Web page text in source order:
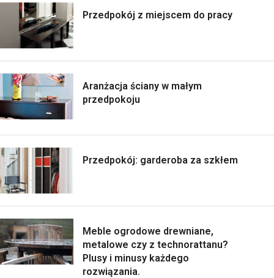
Przedpokój z miejscem do pracy
Aranżacja ściany w małym
przedpokoju
Przedpokój: garderoba za szkłem
Meble ogrodowe drewniane,
metalowe czy z technorattanu?
Plusy i minusy każdego
rozwiązania.